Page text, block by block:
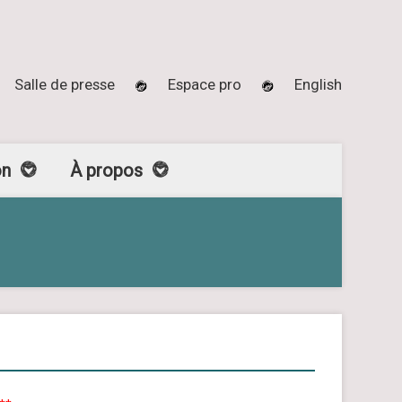
Salle de presse Espace pro English
À propos